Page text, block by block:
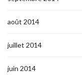
août 2014
juillet 2014
juin 2014